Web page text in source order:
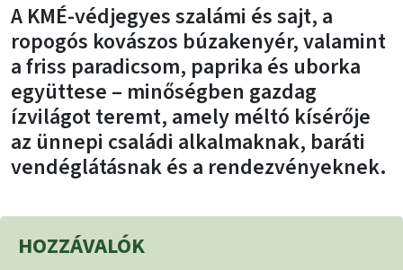
A KMÉ-védjegyes szalámi és sajt, a
ropogós kovászos búzakenyér, valamint
a friss paradicsom, paprika és uborka
együttese – minőségben gazdag
ízvilágot teremt, amely méltó kísérője
az ünnepi családi alkalmaknak, baráti
vendéglátásnak és a rendezvényeknek.
HOZZÁVALÓK